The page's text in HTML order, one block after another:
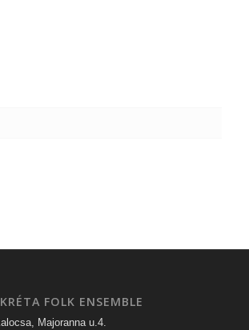
FOLK ENSEMBLE
Majoranna u.4.